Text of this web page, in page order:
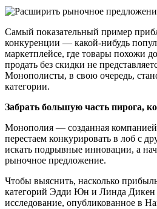
Самый показательный пример
конкуренции — какой-нибудь
маркетплейсе, где товары похожи
продать без скидки не
Монополисты, в свою очередь,
категории.
Забрать большую часть пирога,
Монополия — созданная
перестаем конкурировать в лоб с
искать подрывные инновации, а
рыночное предложение.
Чтобы выяснить, насколько
категорий Эдди Юн и Линда Дикен
исследование, опубликованное в